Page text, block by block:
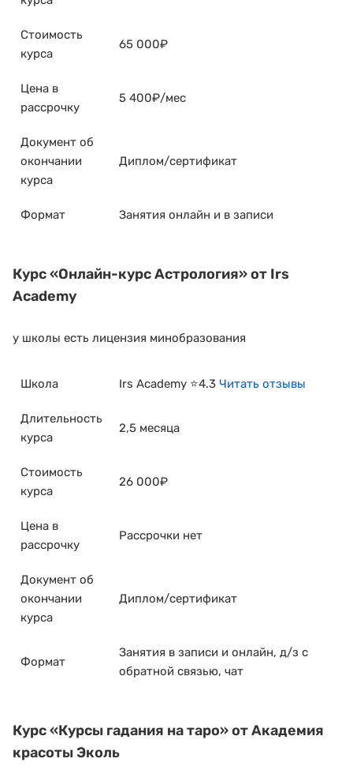
Стоимость
курса
65 000₽
Цена в
рассрочку
5 400₽/мес
Документ об
окончании
курса
Диплом/сертификат
Формат Занятия онлайн и в записи
Курс«Онлайн-курс Астрология»от Irs
Academy
у школы есть лицензия минобразования
Школа Irs Academy ⭐4.3 Читать отзывы
Длительность
курса
2,5 месяца
Стоимость
курса
26 000₽
Цена в
рассрочку
Рассрочки нет
Документ об
окончании
курса
Диплом/сертификат
Формат
Занятия в записи и онлайн, д/з с
обратной связью, чат
Курс«Курсы гадания на таро»от Академия
красоты Эколь